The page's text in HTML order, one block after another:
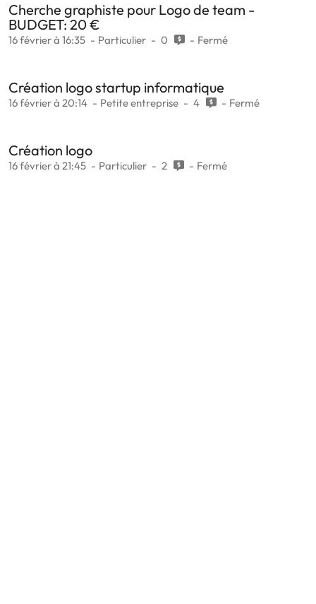
Cherche graphiste pour Logo de team -
BUDGET: 20 €
16 février à 16:35 Particulier 0 Fermé
Création logo startup informatique
16 février à 20:14 Petite entreprise 4 Fermé
Création logo
16 février à 21:45 Particulier 2 Fermé